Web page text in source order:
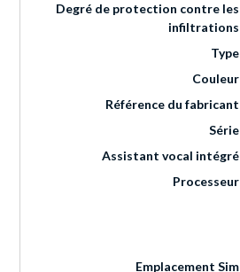
Degré de protection contre les
infiltrations
Type
Couleur
Référence du fabricant
Série
Assistant vocal intégré
Processeur
Emplacement Sim